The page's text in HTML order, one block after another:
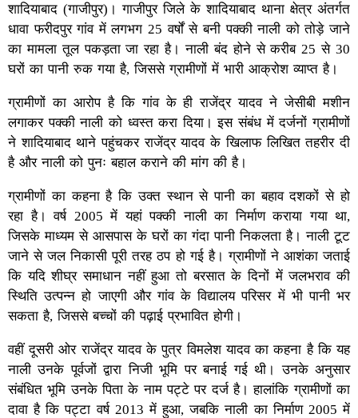
शादियाबाद (गाजीपुर)। गाजीपुर जिले के शादियाबाद थाना क्षेत्र अंतर्गत
धावा फरीदपुर गांव में लगभग 25 वर्षों से बनी पक्की नाली को तोड़े जाने
का मामला तूल पकड़ता जा रहा है। नाली बंद होने से करीब 25 से 30
घरों का पानी रुक गया है, जिससे ग्रामीणों में भारी आक्रोश व्याप्त है।
ग्रामीणों का आरोप है कि गांव के ही राजेंद्र यादव ने जेसीबी मशीन
लगाकर पक्की नाली को ध्वस्त करा दिया। इस संबंध में दर्जनों ग्रामीणों
ने शादियाबाद थाने पहुंचकर राजेंद्र यादव के खिलाफ लिखित तहरीर दी
है और नाली को पुनः बहाल कराने की मांग की है।
ग्रामीणों का कहना है कि उक्त स्थान से पानी का बहाव दशकों से हो
रहा है। वर्ष 2005 में यहां पक्की नाली का निर्माण कराया गया था,
जिसके माध्यम से आसपास के घरों का गंदा पानी निकलता है। नाली टूट
जाने से जल निकासी पूरी तरह ठप हो गई है। ग्रामीणों ने आशंका जताई
कि यदि शीघ्र समाधान नहीं हुआ तो बरसात के दिनों में जलभराव की
स्थिति उत्पन्न हो जाएगी और गांव के विद्यालय परिसर में भी पानी भर
सकता है, जिससे बच्चों की पढ़ाई प्रभावित होगी।
वहीं दूसरी ओर राजेंद्र यादव के पुत्र विमलेश यादव का कहना है कि यह
नाली उनके पूर्वजों द्वारा निजी भूमि पर बनाई गई थी। उनके अनुसार
संबंधित भूमि उनके पिता के नाम पट्टे पर दर्ज है। हालांकि ग्रामीणों का
दावा है कि पट्टा वर्ष 2013 में हुआ, जबकि नाली का निर्माण 2005 में